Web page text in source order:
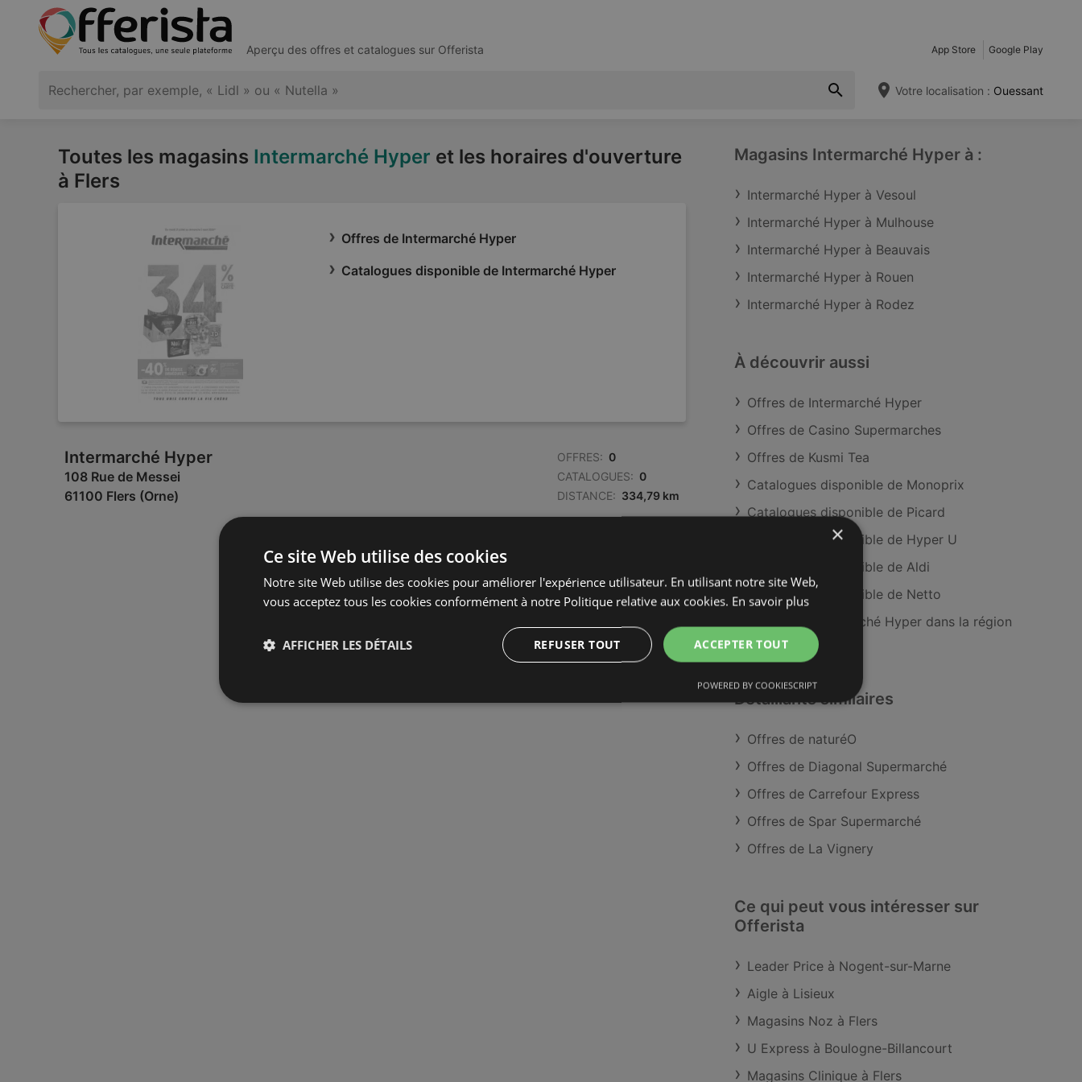
Aperçu des offres et catalogues sur Offerista App Store Google Play
Votre localisation : Ouessant
Toutes les magasins Intermarché Hyper et les horaires d'ouverture
à Flers
Offres de Intermarché Hyper
Catalogues disponible de Intermarché Hyper
Intermarché Hyper
108 Rue de Messei
61100 Flers (Orne)
OFFRES: 0
CATALOGUES: 0
DISTANCE: 334,79 km
Magasins Intermarché Hyper à :
Intermarché Hyper à Vesoul
Intermarché Hyper à Mulhouse
Intermarché Hyper à Beauvais
Intermarché Hyper à Rouen
Intermarché Hyper à Rodez
À découvrir aussi
Offres de Intermarché Hyper
Offres de Casino Supermarches
Offres de Kusmi Tea
Catalogues disponible de Monoprix
Catalogues disponible de Picard
Catalogues disponible de Hyper U
Catalogues disponible de Aldi
Catalogues disponible de Netto
Magasins Intermarché Hyper dans la région
de Châteaulin
Détaillants similaires
Offres de naturéO
Offres de Diagonal Supermarché
Offres de Carrefour Express
Offres de Spar Supermarché
Offres de La Vignery
Ce qui peut vous intéresser sur
Offerista
Leader Price à Nogent-sur-Marne
Aigle à Lisieux
Magasins Noz à Flers
U Express à Boulogne-Billancourt
Magasins Clinique à Flers
×
Ce site Web utilise des cookies
Notre site Web utilise des cookies pour améliorer l'expérience utilisateur. En utilisant notre site Web,
vous acceptez tous les cookies conformément à notre Politique relative aux cookies. En savoir plus
ACCEPTER TOUT
REFUSER TOUT
AFFICHER LES DÉTAILS
POWERED BY COOKIESCRIPT